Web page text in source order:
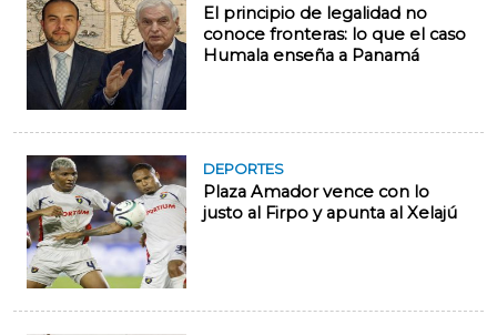
El principio de legalidad no
conoce fronteras: lo que el caso
Humala enseña a Panamá
DEPORTES
Plaza Amador vence con lo
justo al Firpo y apunta al Xelajú